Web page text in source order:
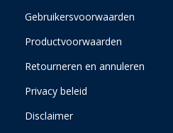
Gebruikersvoorwaarden
Productvoorwaarden
Retourneren en annuleren
Privacy beleid
Disclaimer